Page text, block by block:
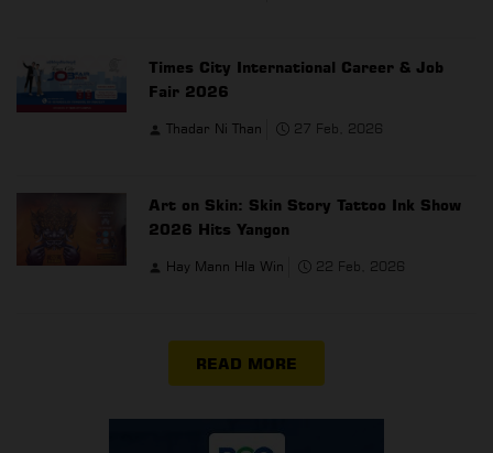
Times City International Career & Job
Fair 2026
Thadar Ni Than 27 Feb, 2026
Art on Skin: Skin Story Tattoo Ink Show
2026 Hits Yangon
Hay Mann Hla Win 22 Feb, 2026
READ MORE